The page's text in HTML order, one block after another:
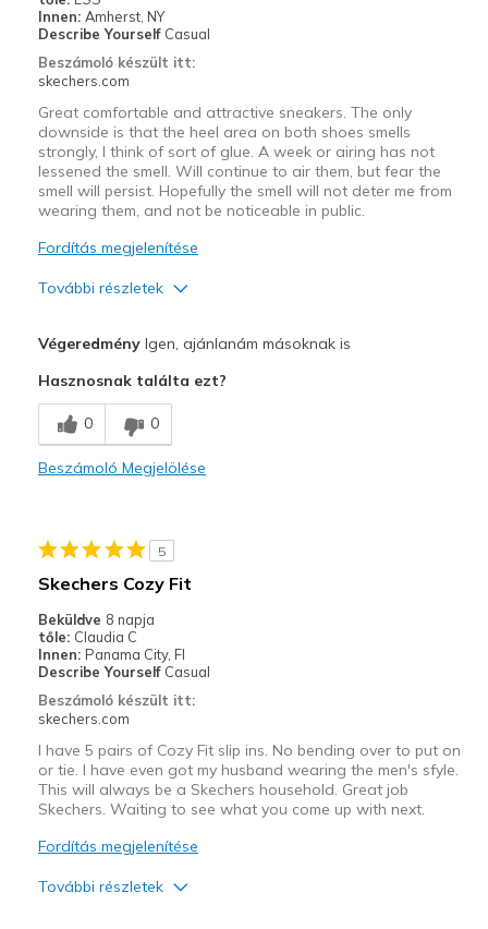
Innen: Amherst, NY
Describe Yourself Casual
Beszámoló készült itt:
skechers.com
Great comfortable and attractive sneakers. The only
downside is that the heel area on both shoes smells
strongly, I think of sort of glue. A week or airing has not
lessened the smell. Will continue to air them, but fear the
smell will persist. Hopefully the smell will not deter me from
wearing them, and not be noticeable in public.
Fordítás megjelenítése
További részletek
Comfortable
Legjobb használat
Casual Wear
View On Shoes
VégeredményIgen, ajánlanám másoknak is
Hasznosnak találta ezt?
0 0
Beszámoló Megjelölése
5
Skechers Cozy Fit
Beküldve 8 napja
tőle: Claudia C
Innen: Panama City, Fl
Describe Yourself Casual
Beszámoló készült itt:
skechers.com
I have 5 pairs of Cozy Fit slip ins. No bending over to put on
or tie. I have even got my husband wearing the men's sfyle.
This will always be a Skechers household. Great job
Skechers. Waiting to see what you come up with next.
Fordítás megjelenítése
További részletek